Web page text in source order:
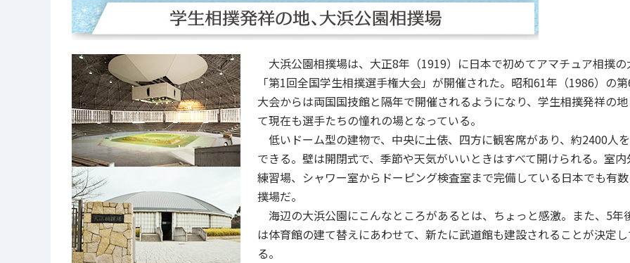
大浜公園相撲場は、大正8年（1919）に日本で初めてアマチュア相撲の
「第1回全国学生相撲選手権大会」が開催された。昭和61年（1986）の
大会からは両国国技館と隔年で開催されるようになり、学生相撲発祥の
て現在も選手たちの憧れの場となっている。
低いドーム型の建物で、中央に土俵、四方に観客席があり、約2400人
できる。壁は開閉式で、季節や天気がいいときはすべて開けられる。室内
練習場、シャワー室からドーピング検査室まで完備している日本でも有
撲場だ。
海辺の大浜公園にこんなところがあるとは、ちょっと感激。また、5年
は体育館の建て替えにあわせて、新たに武道館も建設されることが決定
る。